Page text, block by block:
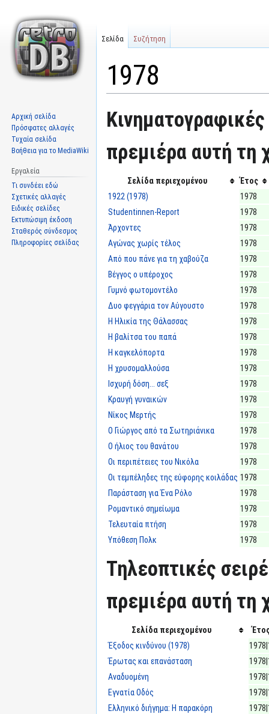
1978
Μετάβαση
στην
Πήδηση
στην
Κινηματογραφικές
πρεμιέρα αυτή τη
Σελίδα περιεχομένου
Έτος
1922 (1978)
1978
Studentinnen-Report
1978
Άρχοντες
1978
Αγώνας χωρίς τέλος
1978
Από που πάνε για τη χαβούζα
1978
Βέγγος ο υπέροχος
1978
Γυμνό φωτομοντέλο
1978
Δυο φεγγάρια τον Αύγουστο
1978
Η Ηλικία της Θάλασσας
1978
Η βαλίτσα του παπά
1978
Η καγκελόπορτα
1978
Η χρυσομαλλούσα
1978
Ισχυρή δόση... σεξ
1978
Κραυγή γυναικών
1978
Νίκος Μερτής
1978
Ο Γιώργος από τα Σωτηριάνικα
1978
Ο ήλιος του θανάτου
1978
Οι περιπέτειες του Νικόλα
1978
Οι τεμπέληδες της εύφορης κοιλάδας 1978
Παράσταση για Ένα Ρόλο
1978
Ρομαντικό σημείωμα
1978
Τελευταία πτήση
1978
Υπόθεση Πολκ
1978
Τηλεοπτικές
πρεμιέρα αυτή τη
Σελίδα περιεχομένου
Έξοδος κινδύνου (1978)
Έρωτας και επανάσταση
Αναδυομένη
Εγνατία Οδός
Ελληνικό διήγημα: Η παρακόρη
Σελίδα Συζήτηση
Αρχική σελίδα
Πρόσφατες αλλαγές
Τυχαία σελίδα
Βοήθεια για το MediaWiki
Εργαλεία
Τι συνδέει εδώ
Σχετικές αλλαγές
Ειδικές σελίδες
Εκτυπώσιμη έκδοση
Σταθερός σύνδεσμος
Πληροφορίες σελίδας